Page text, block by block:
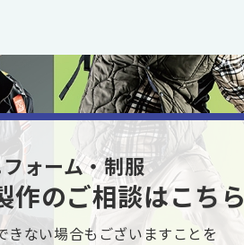
ォーム・制服
作のご相談はこちら
きない場合もございますことを